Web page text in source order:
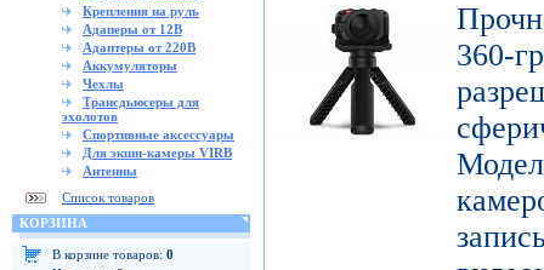
Крепления на руль
Адаперы от 12В
Адаптеры от 220В
Аккумуляторы
Чехлы
Трансдьюсеры для
эхолотов
Спортивные аксессуары
Для экшн-камеры VIRB
Антенны
Список товаров
КОРЗИНА
В корзине товаров: 0